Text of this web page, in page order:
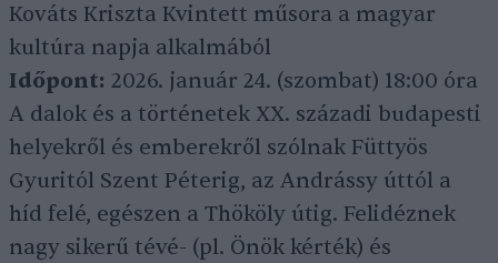
Kováts Kriszta Kvintett műsora a magyar
kultúra napja alkalmából
Időpont: 2026. január 24. (szombat) 18:00 óra
A dalok és a történetek XX. századi budapesti
helyekről és emberekről szólnak Füttyös
Gyuritól Szent Péterig, az Andrássy úttól a
híd felé, egészen a Thököly útig. Felidéznek
nagy sikerű tévé- (pl. Önök kérték) és